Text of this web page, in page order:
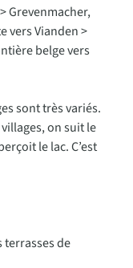
Grevenmacher,
vers Vianden >
belge vers
sont très variés.
on suit le
le lac. C’est
terrasses de